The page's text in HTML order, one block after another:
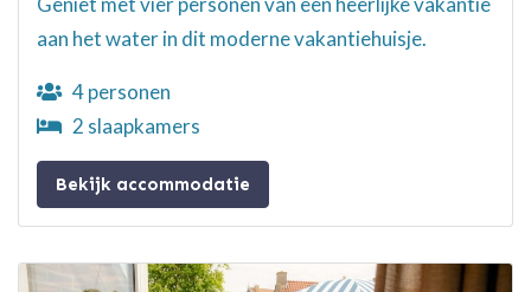
aan het water in dit moderne vakantiehuisje.
4 personen
2 slaapkamers
Bekijk accommodatie